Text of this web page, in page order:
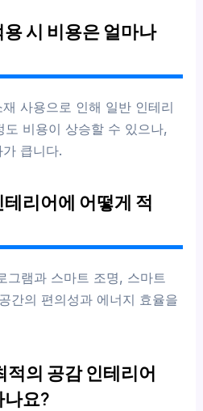
시 비용은 얼마나
사용으로 인해 일반 인테리
비용이 상승할 수 있으나,
큽니다.
리어에 어떻게 적
그램과 스마트 조명, 스마트
간의 편의성과 에너지 효율을
적의 공감 인테리어
나요?